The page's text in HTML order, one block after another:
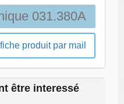
produit par mail
être interessé